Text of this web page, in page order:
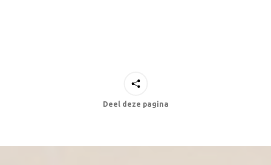
Deel deze pagina